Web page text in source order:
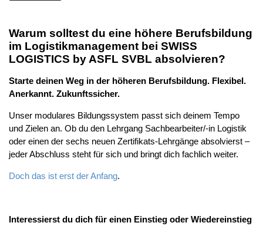
Warum solltest du eine höhere Berufsbildung
im Logistikmanagement bei SWISS
LOGISTICS by ASFL SVBL absolvieren?
Starte deinen Weg in der höheren Berufsbildung. Flexibel.
Anerkannt. Zukunftssicher.
Unser modulares Bildungssystem passt sich deinem Tempo
und Zielen an. Ob du den Lehrgang Sachbearbeiter/-in Logistik
oder einen der sechs neuen Zertifikats-Lehrgänge absolvierst –
jeder Abschluss steht für sich und bringt dich fachlich weiter.
Doch das ist erst der Anfang.
Interessierst du dich für einen Einstieg oder Wiedereinstieg